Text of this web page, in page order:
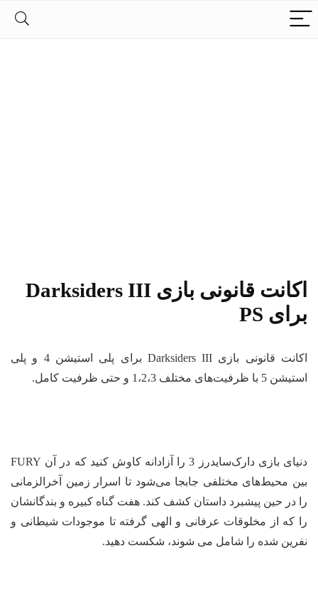
اکانت قانونی بازی Darksiders III
برای PS
اکانت قانونی بازی Darksiders III برای پلی استیشن 4 و پلی
استیشن 5 با ظرفیت‌های مختلف 1،2،3 و حتی ظرفیت کامل.
دنیای بازی دارک‌سایدرز 3 را آزادانه کاوش کنید که در آن FURY
بین محیط‌های مختلفی جابجا می‌شود تا اسرار زمین آخرالزمانی
را در حین پیشبرد داستان کشف کند. هفت گناه کبیره و بندگانشان
را که از مخلوقات عرفانی و الهی گرفته تا موجودات شیطانی و
نفرین شده را شامل می شوند، شکست دهید.